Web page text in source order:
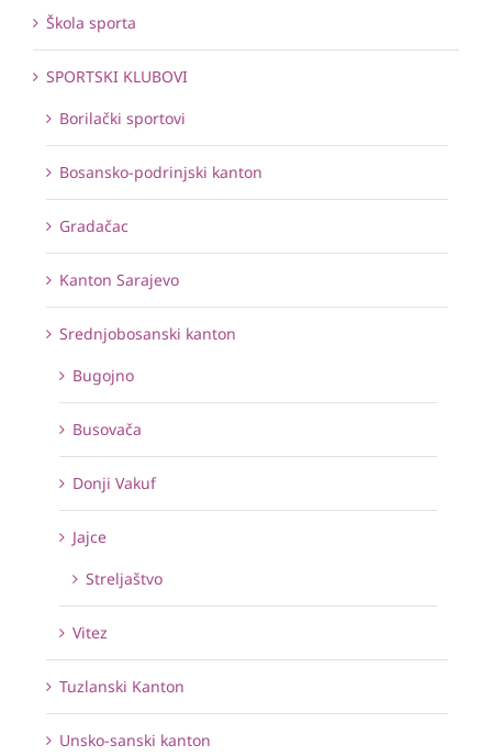
Škola sporta
SPORTSKI KLUBOVI
Borilački sportovi
Bosansko-podrinjski kanton
Gradačac
Kanton Sarajevo
Srednjobosanski kanton
Bugojno
Busovača
Donji Vakuf
Jajce
Streljaštvo
Vitez
Tuzlanski Kanton
Unsko-sanski kanton